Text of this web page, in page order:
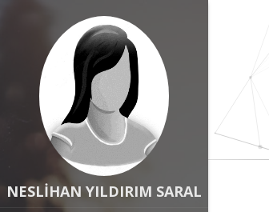
NESLİHAN YILDIRIM SARAL